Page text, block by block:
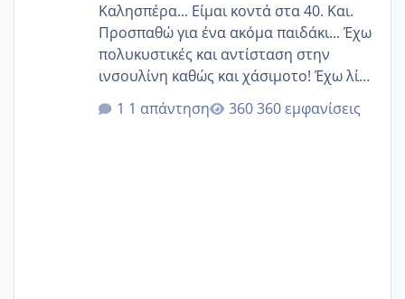
Καλησπέρα... Είμαι κοντά στα 40. Και.
Προσπαθώ για ένα ακόμα παιδάκι... Έχω
πολυκυστικές και αντίσταση στην
ινσουλίνη καθώς και χάσιμοτο! Έχω λίγα
κιλά παραπάνω και όσο κ αν προσπαθώ
δεν χάνω εύκολα! Προσπαθώ για ακόμη
1 απάντηση 360 εμφανίσεις